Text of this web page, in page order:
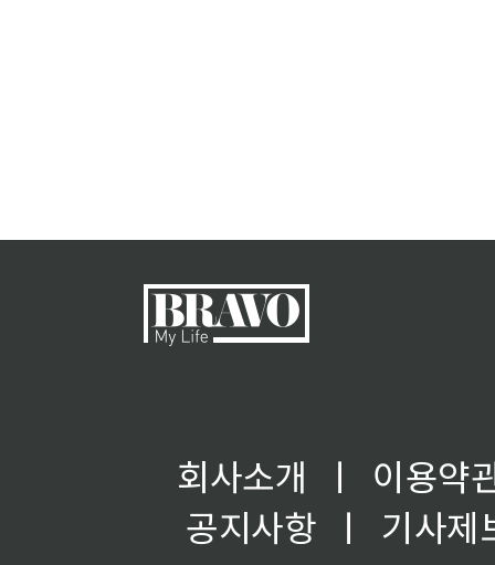
회사소개 ㅣ
이용약
공지사항
ㅣ
기사제